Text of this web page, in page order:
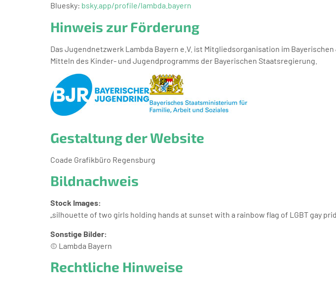
Bluesky: bsky.app/profile/lambda.bayern
Hinweis zur Förderung
Das Jugendnetzwerk Lambda Bayern e.V. ist Mitgliedsorganisation im
Mitteln des Kinder- und Jugendprogramms der Bayerischen Staatsregierung.
Gestaltung der Website
Coade Grafikbüro Regensburg
Bildnachweis
Stock Images:
„silhouette of two girls holding hands at sunset with a rainbow flag of LGBT gay
Sonstige Bilder:
© Lambda Bayern
Rechtliche Hinweise